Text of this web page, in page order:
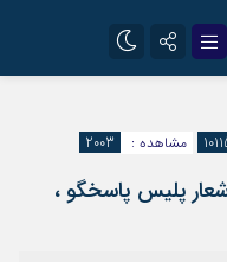
مشاهده : 2003
سامانه 110،تحقق شعار پليس پاسخگو ،